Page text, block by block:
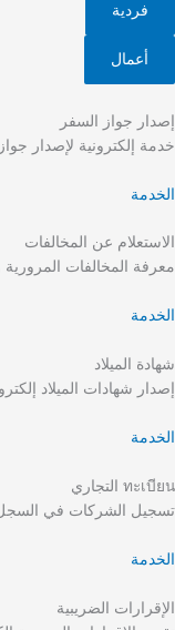
فردية
أعمال
إصدار جواز السفر
خدمة إلكترونية لإصدار
الخدمة
الاستعلام عن المخالفات
معرفة المخالفات المرورية
الخدمة
شهادة الميلاد
إصدار شهادات الميلاد
الخدمة
ทะเบียน التجاري
تسجيل الشركات في السجل
الخدمة
الإقرارات الضريبية